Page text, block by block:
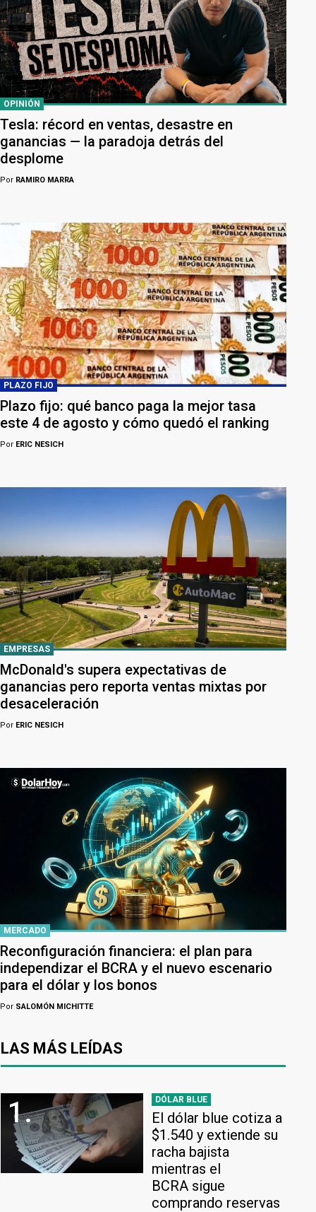
OPINIÓN
Tesla: récord en ventas, desastre en
ganancias — la paradoja detrás del
desplome
Por RAMIRO MARRA
PLAZO FIJO
Plazo fijo: qué banco paga la mejor tasa
este 4 de agosto y cómo quedó el ranking
Por ERIC NESICH
EMPRESAS
McDonald's supera expectativas de
ganancias pero reporta ventas mixtas por
desaceleración
Por ERIC NESICH
MERCADO
Reconfiguración financiera: el plan para
independizar el BCRA y el nuevo escenario
para el dólar y los bonos
Por SALOMÓN MICHITTE
LAS MÁS LEÍDAS
1. DÓLAR BLUE
El dólar blue cotiza a
$1.540 y extiende su
racha bajista
mientras el
BCRA sigue
comprando reservas